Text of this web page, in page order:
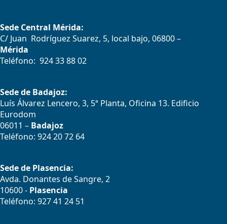
Sede Central Mérida:
C/ Juan Rodríguez Suarez, 5, local bajo, 06800 –
Mérida
Teléfono: 924 33 88 02
Sede de Badajoz:
Luís Álvarez Lencero, 3, 5ª Planta, Oficina 13. Edificio
Eurodom
06011 – Badajoz
Teléfono: 924 20 72 64
Sede de Plasencia:
Avda. Donantes de Sangre, 2
10600 - Plasencia
Teléfono: 927 41 24 51